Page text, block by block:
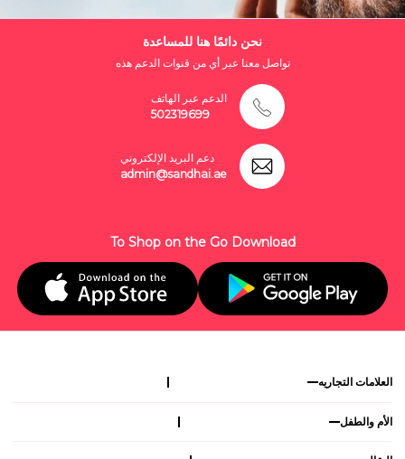
نحن دائمًا هنا للمساعدة
تواصل معنا عبر أي من قنوات الدعم هذه
الدعم عبر الهاتف
502319699
دعم البريد الإلكتروني
admin@sandhai.ae
To Shop on the Go Download
العلامات التجاريه
الأم والطفل